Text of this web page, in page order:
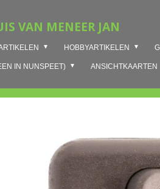
VAN MENEER JAN
HOBBYARTIKELEN
IN NUNSPEET) ANSICHTKAARTEN